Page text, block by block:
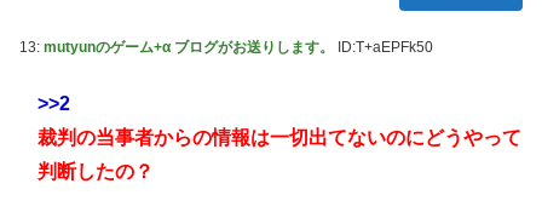
スーツVer.」プライズフィギュア【彩色原型公開】
あなたは衛宮士郎の代わりに五次に挑むようです 第411話
定＆最新PV公開！思ったより発売早い…もう半年後か！
ご主人様？と私と 第68話
13: mutyunのゲーム+α ブログがお送りします。 ID:T+aEPFk50
>>2
裁判の当事者からの情報は一切出てないのにどうやって
判断したの？